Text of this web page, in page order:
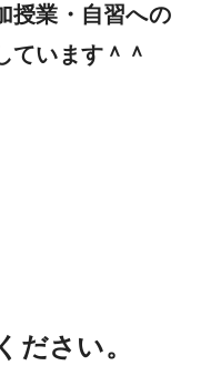
授業・自習への
ています＾＾
ださい。